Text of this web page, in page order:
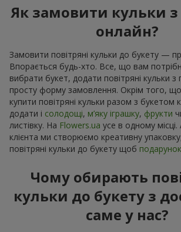
Як замовити кульки з
онлайн?
Замовити повітряні кульки до букету —
Впорається будь-хто. Все, що вам
вибрати букет, додати повітряні кульки з
просту форму замовлення. Окрім того,
купити повітряні кульки разом з букетом
додати і солодощі, м’яку іграшку, фрукти
листівку. На Flowers.ua усе в одному
клієнта ми створюємо креативну
повітряні кульки до букету щоб подарунок
Чому обирають
кульки до букету з
саме у нас?